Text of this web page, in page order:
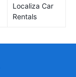
Localiza Car
Rentals